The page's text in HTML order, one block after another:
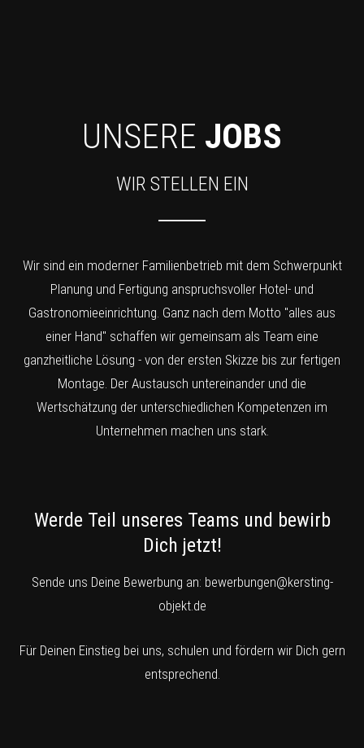
UNSERE JOBS
WIR STELLEN EIN
Wir sind ein moderner Familienbetrieb mit dem Schwerpunkt
Planung und Fertigung anspruchsvoller Hotel- und
Gastronomieeinrichtung. Ganz nach dem Motto "alles aus
einer Hand" schaffen wir gemeinsam als Team eine
ganzheitliche Lösung - von der ersten Skizze bis zur fertigen
Montage. Der Austausch untereinander und die
Wertschätzung der unterschiedlichen Kompetenzen im
Unternehmen machen uns stark.
Werde Teil unseres Teams und bewirb
Dich jetzt!
Sende uns Deine Bewerbung an: bewerbungen@kersting-
objekt.de
Für Deinen Einstieg bei uns, schulen und fördern wir Dich gern
entsprechend.